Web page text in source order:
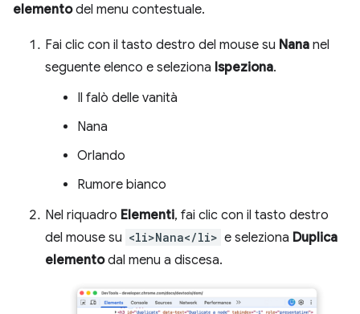
elementodel menu contestuale.
Fai clic con il tasto destro del mouse su Nana nel
seguente elenco e seleziona Ispeziona.
Il falò delle vanità
Nana
Orlando
Rumore bianco
Nel riquadro Elementi, fai clic con il tasto destro
del mouse su <li>Nana</li> e seleziona Duplica
elementodal menu a discesa.